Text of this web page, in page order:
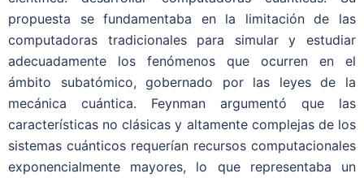
propuesta se fundamentaba en la limitación de las
computadoras tradicionales para simular y estudiar
adecuadamente los fenómenos que ocurren en el
ámbito subatómico, gobernado por las leyes de la
mecánica cuántica. Feynman argumentó que las
características no clásicas y altamente complejas de los
sistemas cuánticos requerían recursos computacionales
exponencialmente mayores, lo que representaba un